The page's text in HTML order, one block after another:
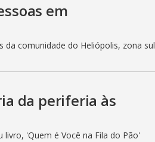
em
comunidade do Heliópolis, zona sul
da periferia às
'Quem é Você na Fila do Pão'